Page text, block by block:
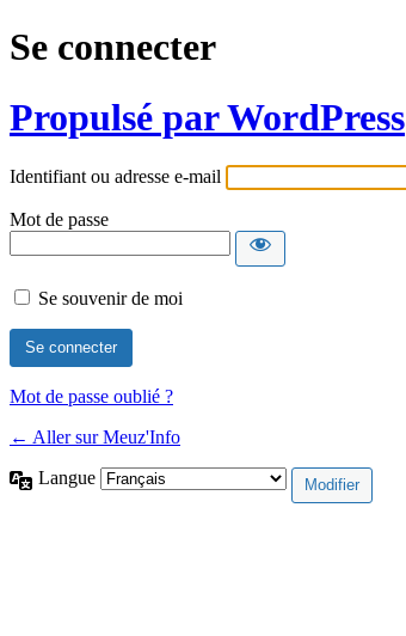
Se connecter
Propulsé par WordPress
Identifiant ou adresse e-mail
Mot de passe
Se souvenir de moi
Mot de passe oublié ?
← Aller sur Meuz'Info
Langue